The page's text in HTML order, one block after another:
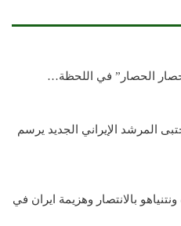
الحصار” في اللحظة…
المرشد الإيراني الجديد يرسم
بالانتصار وهزيمة ايران في